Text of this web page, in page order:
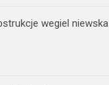
wegiel